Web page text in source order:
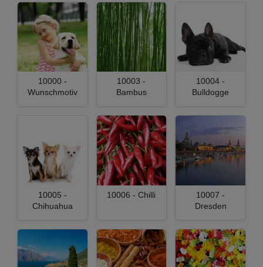
10000 -
Wunschmotiv
10003 -
Bambus
10004 -
Bulldogge
10005 -
Chihuahua
10006 - Chilli
10007 -
Dresden